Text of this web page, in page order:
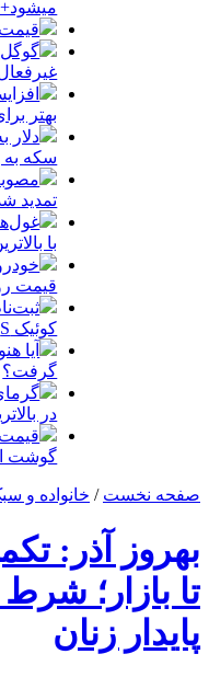
قیمت
گوگل
بهتر
دلار
سکه به
تمدید
با
قیمت
کوئیک S با پیش‌پرداخت ۵۰۰ میلیونی
آیا
گرفت؟
در
گوشت
صفحه نخست / خانواده و
بهروز آذر:
تا بازار؛
پایدار زنان